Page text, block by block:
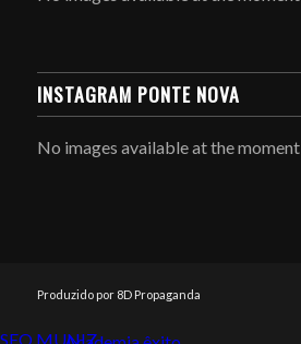
INSTAGRAM PONTE NOVA
No images available at the moment
Produzido por 8D Propaganda
SEO MUNIZ